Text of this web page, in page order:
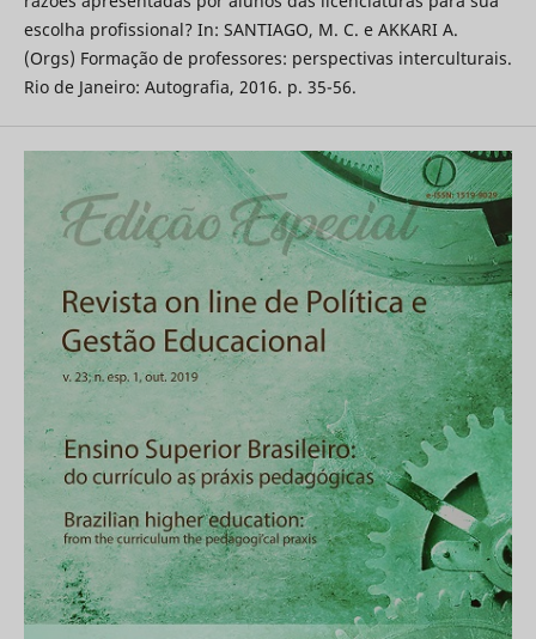
escolha profissional? In: SANTIAGO, M. C. e AKKARI A.
(Orgs) Formação de professores: perspectivas interculturais.
Rio de Janeiro: Autografia, 2016. p. 35-56.